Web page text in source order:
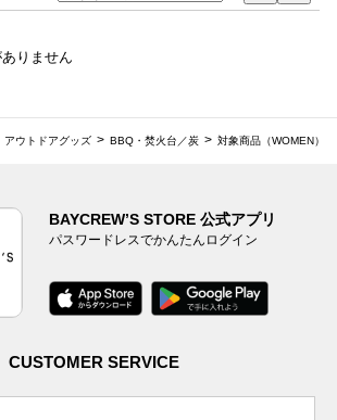
りません
アウトドアグッズ BBQ・焚火台／炭 対象商品（WOMEN）
BAYCREW’S STORE 公式アプリ
パスワードレスでかんたんログイン
CUSTOMER SERVICE